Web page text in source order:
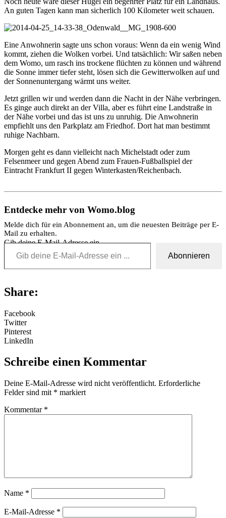
An guten Tagen kann man sicherlich 100 Kilometer weit schauen.
Eine Anwohnerin sagte uns schon voraus: Wenn da ein wenig Wind
kommt, ziehen die Wolken vorbei. Und tatsächlich: Wir saßen neben
dem Womo, um rasch ins trockene flüchten zu können und während
die Sonne immer tiefer steht, lösen sich die Gewitterwolken auf und
der Sonnenuntergang wärmt uns weiter.
Jetzt grillen wir und werden dann die Nacht in der Nähe verbringen.
Es ginge auch direkt an der Villa, aber es führt eine Landstraße in
der Nähe vorbei und das ist uns zu unruhig. Die Anwohnerin
empfiehlt uns den Parkplatz am Friedhof. Dort hat man bestimmt
ruhige Nachbarn.
Morgen geht es dann vielleicht nach Michelstadt oder zum
Felsenmeer und gegen Abend zum Frauen-Fußballspiel der
Eintracht Frankfurt II gegen Winterkasten/Reichenbach.
Entdecke mehr von Womo.blog
Melde dich für ein Abonnement an, um die neuesten Beiträge per E-
Mail zu erhalten.
Gib deine E-Mail-Adresse ein ...
Abonnieren
Share:
Facebook
Twitter
Pinterest
LinkedIn
Schreibe einen Kommentar
Deine E-Mail-Adresse wird nicht veröffentlicht. Erforderliche
Felder sind mit * markiert
Kommentar *
Name *
E-Mail-Adresse *